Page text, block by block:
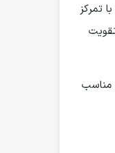
تمرکز
مناسب